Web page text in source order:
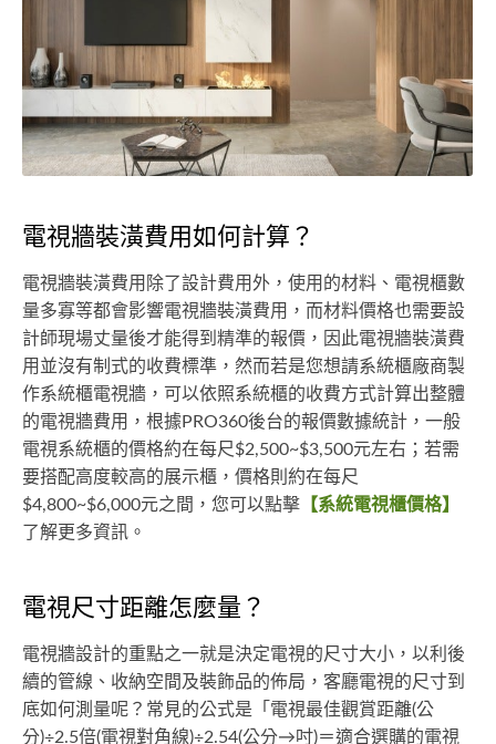
電視牆裝潢費用如何計算？
電視牆裝潢費用除了設計費用外，使用的材料、電視櫃數
量多寡等都會影響電視牆裝潢費用，而材料價格也需要設
計師現場丈量後才能得到精準的報價，因此電視牆裝潢費
用並沒有制式的收費標準，然而若是您想請系統櫃廠商製
作系統櫃電視牆，可以依照系統櫃的收費方式計算出整體
的電視牆費用，根據PRO360後台的報價數據統計，一般
電視系統櫃的價格約在每尺$2,500~$3,500元左右；若需
要搭配高度較高的展示櫃，價格則約在每尺
$4,800~$6,000元之間，您可以點擊 【系統電視櫃價格】
了解更多資訊。
電視尺寸距離怎麼量？
電視牆設計的重點之一就是決定電視的尺寸大小，以利後
續的管線、收納空間及裝飾品的佈局，客廳電視的尺寸到
底如何測量呢？常見的公式是「電視最佳觀賞距離(公
分)÷2.5倍(電視對角線)÷2.54(公分→吋)＝適合選購的電視